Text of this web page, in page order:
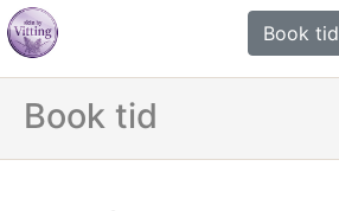
Book tid
Book tid